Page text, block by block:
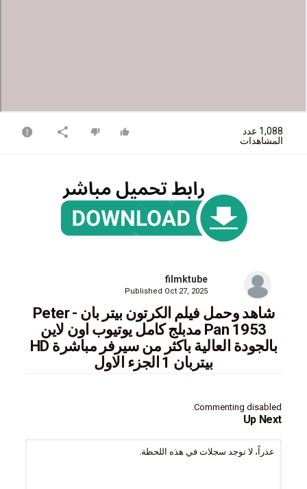
1,088 عدد
المشاهدات
filmktube
Published Oct 27, 2025
شاهد وحمل فيلم الكرتون بيتر بان - Peter
Pan 1953 مدبلج كامل يوتيوب اون لاين
بالجودة العالية باكثر من سيرفر مباشرة HD
بيتربان 1 الجزء الاول
صبي لا يكبر ويعيش في أرض خيالية تدعى "نيفرلاند" مع "الأولاد
الضائعين". تدور القصة حول مغامراته مع الأشقاء ويندي وجون ومايكل،
يصطحبهم لزيارة نيفرلاند، حيث يواجهون القراصنة بقيادة الكابتن هوك،
Commenting disabled.
Up Next
عذراً، لا توجد سجلات في هذه اللحظة.